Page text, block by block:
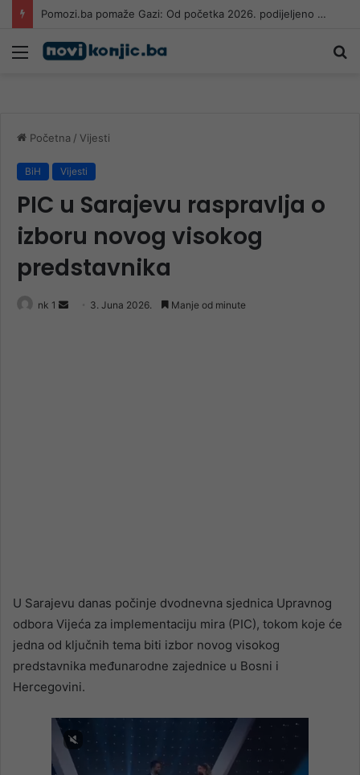
Pomozi.ba pomaže Gazi: Od početka 2026. podijeljeno 40.000 toplih obroka, u augustu nove aktivnosti
Meni
Početna / Vijesti
BiH Vijesti
PIC u Sarajevu raspravlja o
izboru novog visokog
predstavnika
nk 1
Send 3. Juna 2026. Manje od minute
U Sarajevu danas počinje dvodnevna sjednica Upravnog
odbora Vijeća za implementaciju mira (PIC), tokom koje će
jedna od ključnih tema biti izbor novog visokog
predstavnika međunarodne zajednice u Bosni i
Hercegovini.